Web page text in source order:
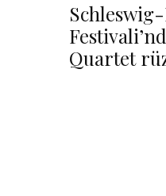
Quartet